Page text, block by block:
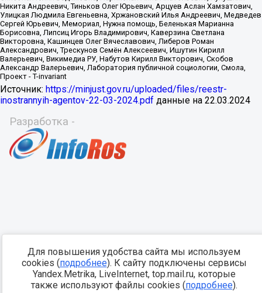
Источник: https://minjust.gov.ru/uploaded/files/reestr-
inostrannyih-agentov-22-03-2024.pdf данные на 22.03.2024
Разработка -
Для повышения удобства сайта мы используем
cookies (подробнее). К сайту подключены сервисы
Yandex.Metrika, LiveInternet, top.mail.ru, которые
также используют файлы cookies (подробнее).